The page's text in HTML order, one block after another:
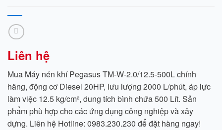
Liên hệ
Mua Máy nén khí Pegasus TM-W-2.0/12.5-500L chính
hãng, động cơ Diesel 20HP, lưu lượng 2000 L/phút, áp lực
làm việc 12.5 kg/cm², dung tích bình chứa 500 Lít. Sản
phẩm phù hợp cho các ứng dụng công nghiệp và xây
dựng. Liên hệ Hotline: 0983.230.230 để đặt hàng ngay!